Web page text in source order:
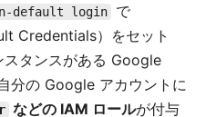
default login
で
Credentials）をセット
タンスがある Google
分の Google アカウントに
などの IAM ロールが付与